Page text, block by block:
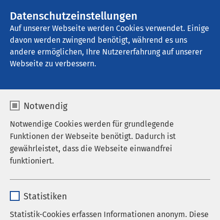
Datenschutzeinstellungen
Auf unserer Webseite werden Cookies verwendet. Einige
davon werden zwingend benötigt, während es uns
andere ermöglichen, Ihre Nutzererfahrung auf unserer
Webseite zu verbessern.
Notwendig
Notwendige Cookies werden für grundlegende
Funktionen der Webseite benötigt. Dadurch ist
gewährleistet, dass die Webseite einwandfrei
funktioniert.
Anbieter sgalinski
Statistiken
Statistik-Cookies erfassen Informationen anonym. Diese
AMEOS Klinikum Bernburg
Dialysepraxis
Dipl.-Med. Andreas Junghanns
Dr. med. A. Meier
Das Leistungsangebot:
Die optimal ausgestattete Dialyse-Station auf dem